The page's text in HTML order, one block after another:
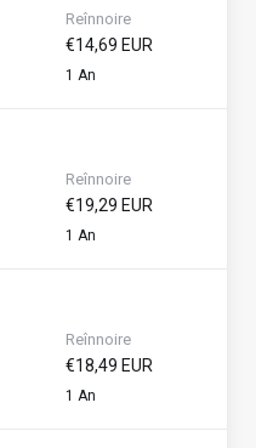
Reînnoire
€14,69 EUR
1 An
Reînnoire
€19,29 EUR
1 An
Reînnoire
€18,49 EUR
1 An